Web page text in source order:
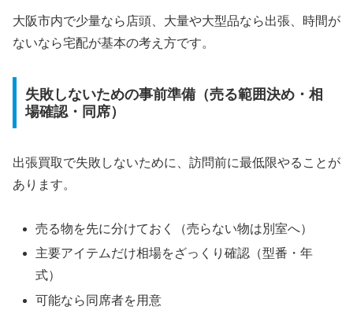
大阪市内で少量なら店頭、大量や大型品なら出張、時間が
ないなら宅配が基本の考え方です。
失敗しないための事前準備（売る範囲決め・相
場確認・同席）
出張買取で失敗しないために、訪問前に最低限やることが
あります。
売る物を先に分けておく（売らない物は別室へ）
主要アイテムだけ相場をざっくり確認（型番・年
式）
可能なら同席者を用意